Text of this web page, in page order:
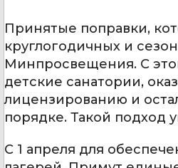
Принятые поправки,
круглогодичных и
Минпросвещения. С
детские санатории,
лицензированию и
порядке. Такой подход
С 1 апреля для